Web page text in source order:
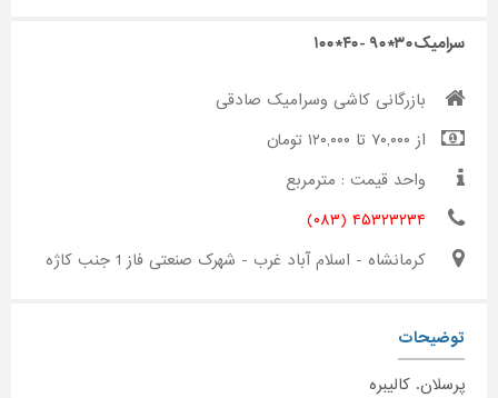
سرامیک۳۰*۹۰ -۴۰*۱۰۰
بازرگانی کاشی وسرامیک صادقی
از ۷۰,۰۰۰ تا ۱۲۰,۰۰۰ تومان
واحد قیمت : مترمربع
۴۵۳۲۳۲۳۴ (۰۸۳)
کرمانشاه - اسلام آباد غرب - شهرک صنعتی فاز 1 جنب کاژه
توضیحات
پرسلان. کالیبره